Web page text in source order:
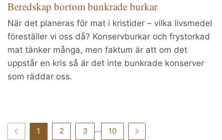
Beredskap bortom bunkrade burkar
När det planeras för mat i kristider – vilka livsmedel
föreställer vi oss då? Konservburkar och frystorkad
mat tänker många, men faktum är att om det
uppstår en kris så är det inte bunkrade konserver
som räddar oss.
1 2 3 … 10